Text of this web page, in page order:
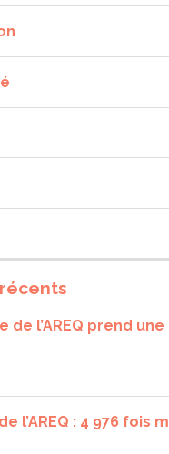
de l’AREQ prend
l’AREQ : 4 976 fois